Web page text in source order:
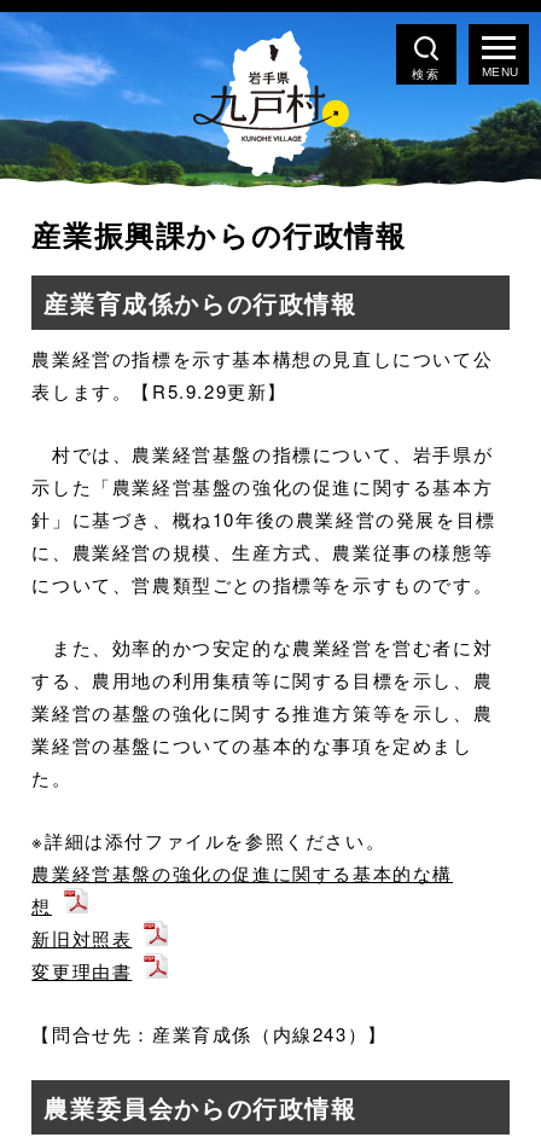
検索
産業振興課からの行政情報
産業育成係からの行政情報
農業経営の指標を示す基本構想の見直しについて公
表します。【R5.9.29更新】
村では、農業経営基盤の指標について、岩手県が
示した「農業経営基盤の強化の促進に関する基本方
針」に基づき、概ね10年後の農業経営の発展を目標
に、農業経営の規模、生産方式、農業従事の様態等
について、営農類型ごとの指標等を示すものです。
また、効率的かつ安定的な農業経営を営む者に対
する、農用地の利用集積等に関する目標を示し、農
業経営の基盤の強化に関する推進方策等を示し、農
業経営の基盤についての基本的な事項を定めまし
た。
※詳細は添付ファイルを参照ください。
農業経営基盤の強化の促進に関する基本的な構
想
新旧対照表
変更理由書
【問合せ先：産業育成係（内線243）】
農業委員会からの行政情報